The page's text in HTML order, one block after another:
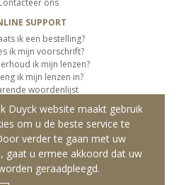
ons
SUPPORT
ik een bestelling?
ik mijn voorschrift?
ik mijn lenzen?
ik mijn lenzen in?
woordenlijst
over de levering
over de betaling
PRODUCTEN
Duyck website maakt gebruik
om u de beste service te
verder te gaan met uw
gaat u ermee akkoord dat uw
geraadpleegd.